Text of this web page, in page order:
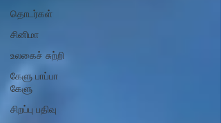
தொடர்கள்
சினிமா
உலகைச் சுற்றி
கேளு பாப்பா
கேளு
சிறப்பு பதிவு